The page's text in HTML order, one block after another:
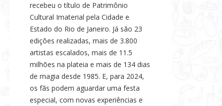
recebeu o título de Patrimônio
Cultural Imaterial pela Cidade e
Estado do Rio de Janeiro. Já são 23
edições realizadas, mais de 3.800
artistas escalados, mais de 11.5
milhões na plateia e mais de 134 dias
de magia desde 1985. E, para 2024,
os fãs podem aguardar uma festa
especial, com novas experiências e